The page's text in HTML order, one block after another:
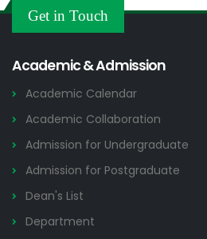
2026
Others
Get in Touch
Academic & Admission
Academic Calendar
Academic Collaboration
Admission for Undergraduate
Admission for Postgraduate
Dean's List
Department